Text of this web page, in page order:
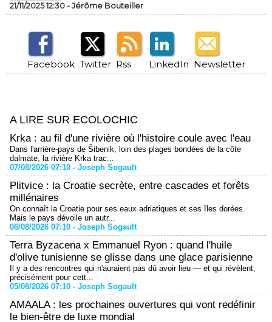
21/11/2025 12:30 -Jérôme Bouteiller
Facebook Twitter Rss LinkedIn Newsletter
A LIRE SUR ECOLOCHIC
Krka : au fil d'une rivière où l'histoire coule avec l'eau
Dans l'arrière-pays de Šibenik, loin des plages bondées de la côte
dalmate, la rivière Krka trac...
07/08/2026 07:10 - Joseph Sogault
Plitvice : la Croatie secrète, entre cascades et forêts
millénaires
On connaît la Croatie pour ses eaux adriatiques et ses îles dorées.
Mais le pays dévoile un autr...
06/08/2026 07:10 - Joseph Sogault
Terra Byzacena x Emmanuel Ryon : quand l'huile
d'olive tunisienne se glisse dans une glace parisienne
Il y a des rencontres qui n'auraient pas dû avoir lieu — et qui révèlent,
précisément pour cett...
05/08/2026 07:10 - Joseph Sogault
AMAALA : les prochaines ouvertures qui vont redéfinir
le bien-être de luxe mondial